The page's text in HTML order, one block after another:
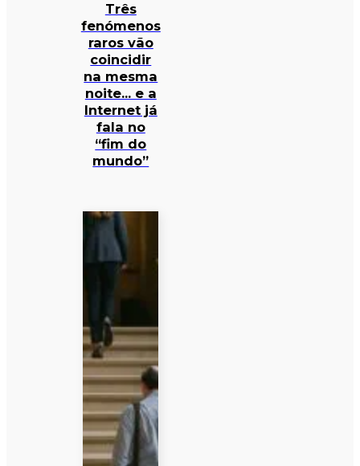
Três
fenómenos
raros vão
coincidir
na mesma
noite… e a
Internet já
fala no
“fim do
mundo”